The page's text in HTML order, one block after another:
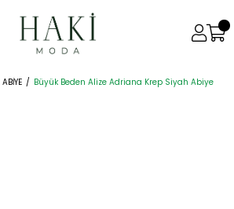
ABİYE Büyük Beden Alize Adriana Krep Siyah Abiye